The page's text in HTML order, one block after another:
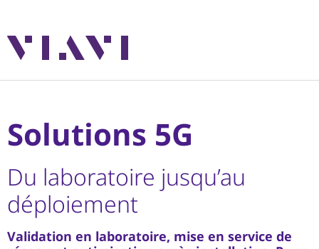
Solutions 5G
Du laboratoire jusqu’au
déploiement
Validation en laboratoire, mise en service de